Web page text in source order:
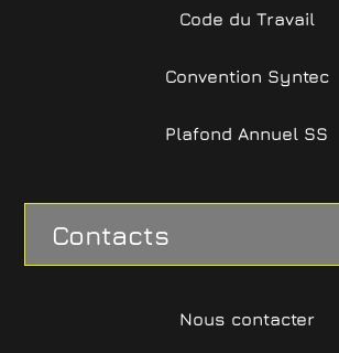
Code du Travail
Convention Syntec
Plafond Annuel SS
Contacts
Nous contacter